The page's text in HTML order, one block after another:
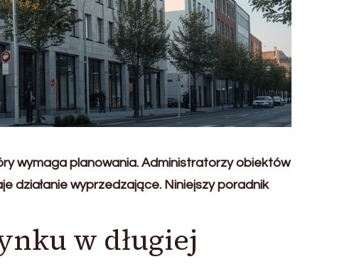
wymaga planowania. Administratorzy obiektów
działanie wyprzedzające. Niniejszy poradnik
w długiej